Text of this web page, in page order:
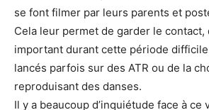
se font filmer par leurs parents et
Cela leur permet de garder le contact,
important durant cette période
lancés parfois sur des ATR ou de la
reproduisant des danses.
Il y a beaucoup d’inquiétude face à ce